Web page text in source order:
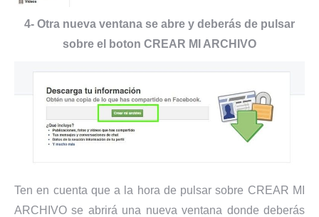
4- Otra nueva ventana se abre y deberás de pulsar
sobre el boton CREAR MI ARCHIVO
Ten en cuenta que a la hora de pulsar sobre CREAR MI
ARCHIVO se abrirá una nueva ventana donde deberás